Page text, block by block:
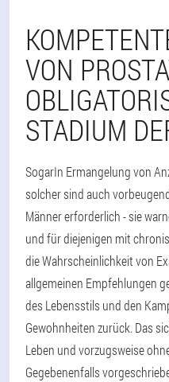
VON
STADIUM
SogarIn Ermangelung von
solcher sind auch
Männer erforderlich - sie
und für diejenigen mit
die Wahrscheinlichkeit von
allgemeinen Empfehlungen
des Lebensstils und den
Gewohnheiten zurück. Das
Leben und vorzugsweise
Gegebenenfalls